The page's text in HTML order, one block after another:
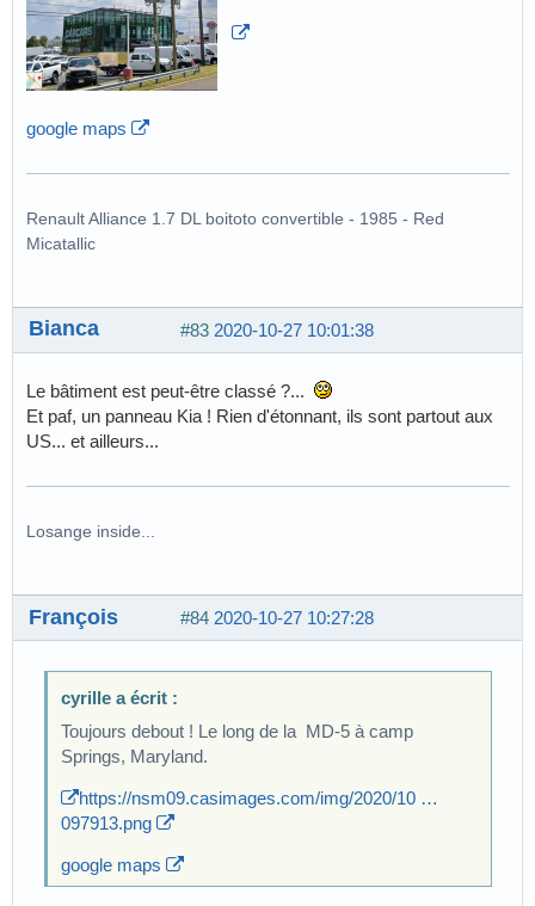
google maps
Renault Alliance 1.7 DL boitoto convertible - 1985 - Red
Micatallic
#83 2020-10-27 10:01:38
Bianca
Le bâtiment est peut-être classé ?...
Et paf, un panneau Kia ! Rien d'étonnant, ils sont partout aux
US... et ailleurs...
Losange inside...
#84 2020-10-27 10:27:28
François
cyrille a écrit :
Toujours debout ! Le long de la MD-5 à camp
Springs, Maryland.
https://nsm09.casimages.com/img/2020/10 …
097913.png
google maps